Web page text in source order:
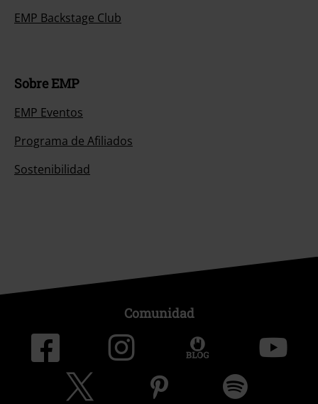
EMP Backstage Club
Sobre EMP
EMP Eventos
Programa de Afiliados
Sostenibilidad
Comunidad